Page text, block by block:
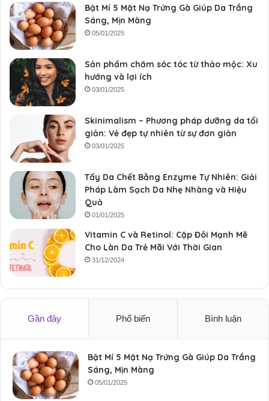
Bật Mí 5 Mặt Nạ Trứng Gà Giúp Da Trắng
Sáng, Mịn Màng
05/01/2025
Sản phẩm chăm sóc tóc từ thảo mộc: Xu
hướng và lợi ích
03/01/2025
Skinimalism – Phương pháp dưỡng da tối
giản: Vẻ đẹp tự nhiên từ sự đơn giản
03/01/2025
Tẩy Da Chết Bằng Enzyme Tự Nhiên: Giải
Pháp Làm Sạch Da Nhẹ Nhàng và Hiệu
Quả
01/01/2025
Vitamin C và Retinol: Cặp Đôi Mạnh Mẽ
Cho Làn Da Trẻ Mãi Với Thời Gian
31/12/2024
Gần đây Phổ biến Bình luận
Bật Mí 5 Mặt Nạ Trứng Gà Giúp Da Trắng
Sáng, Mịn Màng
05/01/2025